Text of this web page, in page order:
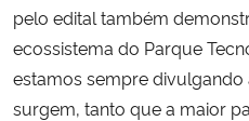
pelo edital também
ecossistema do Parque
estamos sempre
surgem, tanto que a maior